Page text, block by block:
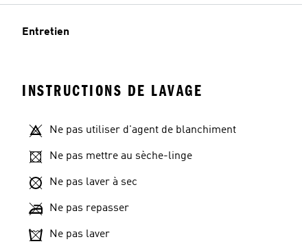
Entretien
INSTRUCTIONS DE LAVAGE
Ne pas utiliser d'agent de blanchiment
Ne pas mettre au sèche-linge
Ne pas laver à sec
Ne pas repasser
Ne pas laver